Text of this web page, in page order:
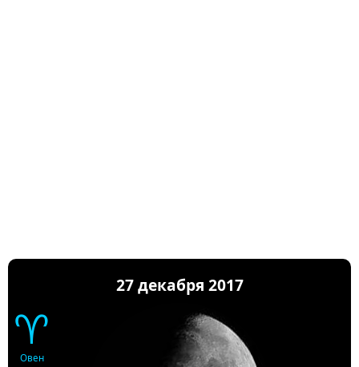
27 декабря 2017
♈
Овен